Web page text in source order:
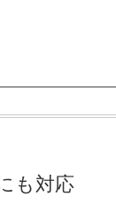
も対応